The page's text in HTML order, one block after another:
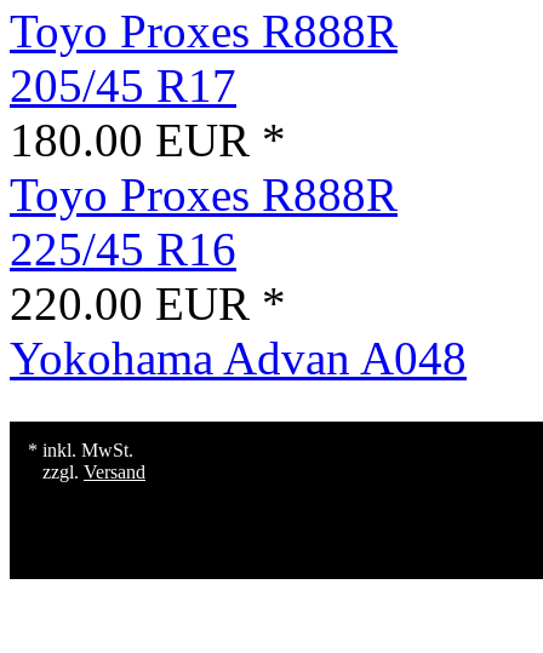
Toyo Proxes R888R
205/45 R17
180.00 EUR *
Toyo Proxes R888R
225/45 R16
220.00 EUR *
Yokohama Advan A048
* inkl. MwSt.
zzgl. Versand